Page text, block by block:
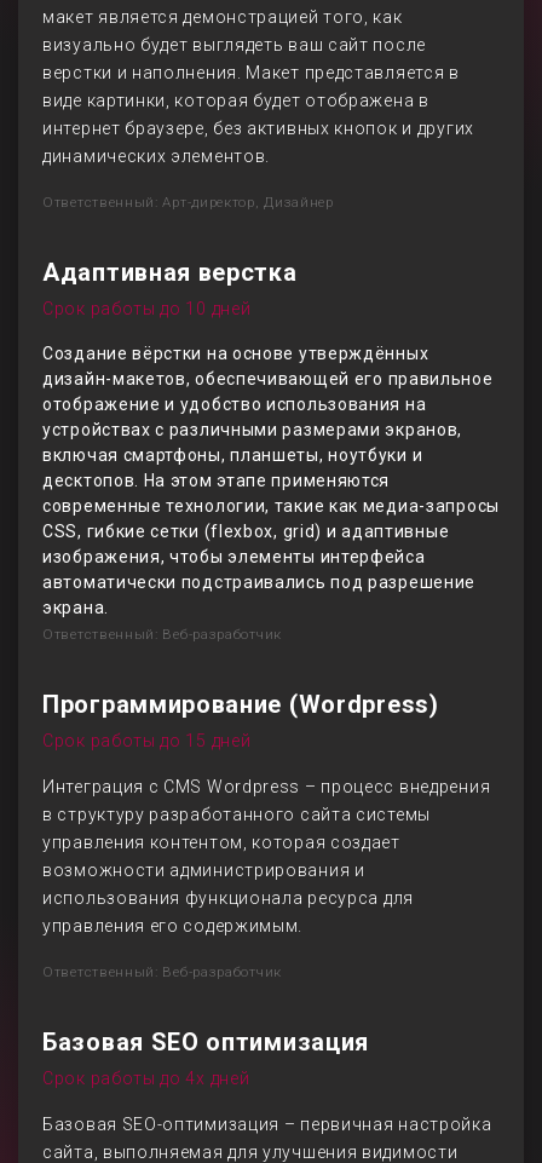
макет является демонстрацией того, как
визуально будет выглядеть ваш сайт после
верстки и наполнения. Макет представляется в
виде картинки, которая будет отображена в
интернет браузере, без активных кнопок и других
динамических элементов.
Ответственный: Арт-директор, Дизайнер
Адаптивная верстка
Срок работы до 10 дней
Создание вёрстки на основе утверждённых
дизайн-макетов, обеспечивающей его правильное
отображение и удобство использования на
устройствах с различными размерами экранов,
включая смартфоны, планшеты, ноутбуки и
десктопов. На этом этапе применяются
современные технологии, такие как медиа-запросы
CSS, гибкие сетки (flexbox, grid) и адаптивные
изображения, чтобы элементы интерфейса
автоматически подстраивались под разрешение
экрана.
Ответственный: Веб-разработчик
Программирование (Wordpress)
Срок работы до 15 дней
Интеграция с CMS Wordpress – процесс внедрения
в структуру разработанного сайта системы
управления контентом, которая создает
возможности администрирования и
использования функционала ресурса для
управления его содержимым.
Ответственный: Веб-разработчик
Базовая SEO оптимизация
Срок работы до 4х дней
Базовая SEO-оптимизация – первичная настройка
сайта, выполняемая для улучшения видимости